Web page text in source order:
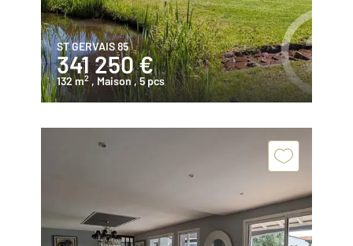
ST GERVAIS 85
341 250 €
132 m2 , Maison , 5 pcs